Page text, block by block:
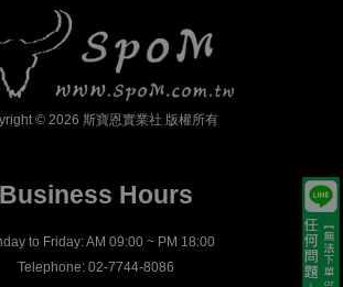
© 2026 斯寶恩實業社 版權所有
Business Hours
to Friday: AM 09:00 ~ PM 18:00
Telephone: 02-7744-8086